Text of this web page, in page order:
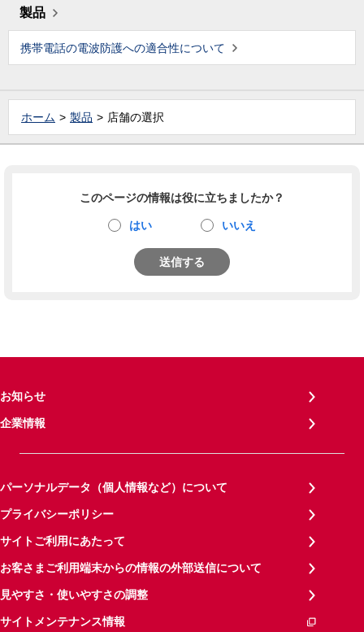
製品
携帯電話の電波防護への適合性について
ホーム 製品 店舗の選択
このページの情報は役に立ちましたか？
はい いいえ
送信する
お知らせ
企業情報
パーソナルデータ（個人情報など）について
プライバシーポリシー
サイトご利用にあたって
お客さまご利用端末からの情報の外部送信について
見やすさ・使いやすさの調整
サイトメンテナンス情報